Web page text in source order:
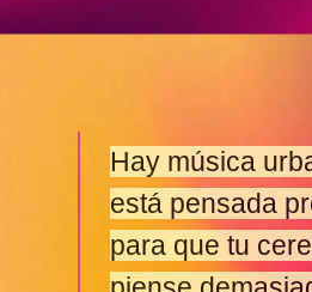
Hay música
está pensada
para que tu